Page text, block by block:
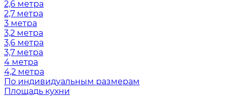
2,6 метра
2,7 метра
3 метра
3,2 метра
3,6 метра
3,7 метра
4 метра
4,2 метра
По индивидуальным размерам
Площадь кухни